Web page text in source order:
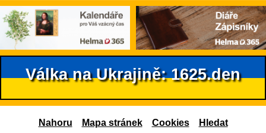
Válka na Ukrajině: 1625.den
Nahoru Mapa stránek Cookies Hledat